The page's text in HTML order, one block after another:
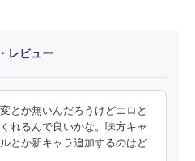
レビュー
とか無いんだろうけどエロと
れるんで良いかな。味方キャ
とか新キャラ追加するのはど